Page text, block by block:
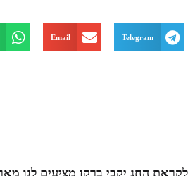
Telegram
Email